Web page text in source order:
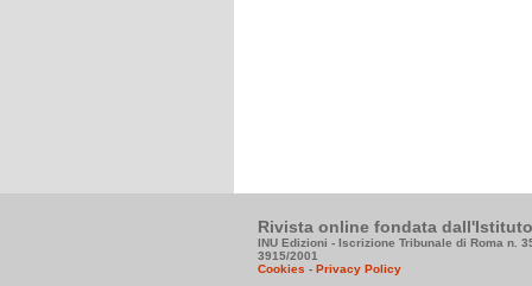
Rivista online fondata
INU Edizioni - Iscrizione Tribunale di Roma n.
3915/2001
Cookies - Privacy Policy